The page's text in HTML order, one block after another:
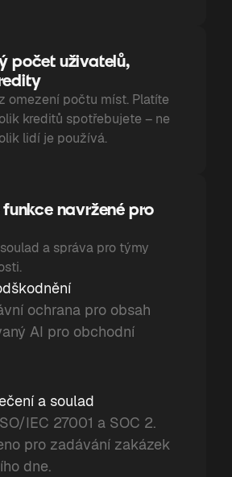
počet uživatelů,
omezení počtu míst. Platíte
kreditů spotřebujete – ne
lidí je používá.
navržené pro
a správa pro týmy
ochrana pro obsah
AI pro obchodní
a soulad
IEC 27001 a SOC 2.
pro zadávání zakázek
dne.